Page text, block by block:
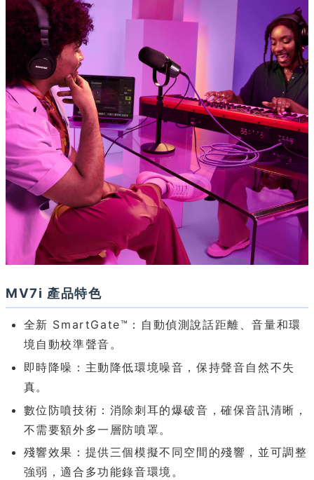
MV7i 產品特色
全新 SmartGate™：自動偵測說話距離、音量和環
境自動校準聲音。
即時降噪：主動降低環境噪音，保持聲音自然不失
真。
數位防噴技術：消除刺耳的爆破音，確保音訊清晰，
不需要額外多一層防噴罩。
殘響效果：提供三個模擬不同空間的殘響，並可調整
強弱，適合多功能錄音環境。